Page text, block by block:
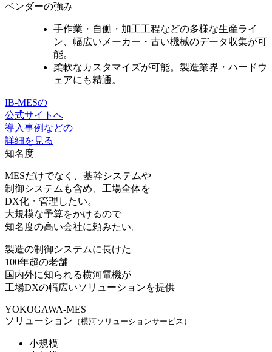
ベンダーの強み
手作業・自働・加工工程などの多様な生産ライ
ン、 幅広いメーカー・古い機械のデータ収集が可
能。
柔軟なカスタマイズが可能。製造業界・ハードウ
ェアにも精通。
IB-MESの
公式サイトへ
導入事例などの
詳細を見る
知名度
MESだけでなく、基幹システムや
制御システムも含め、工場全体を
DX化・管理したい。
大規模な予算をかけるので
知名度の高い会社に頼みたい。
製造の制御システムに長けた
100年超の老舗
国内外に知られる横河電機が
工場DXの幅広いソリューションを提供
YOKOGAWA-MES
ソリューション （横河ソリューションサービス）
小規模